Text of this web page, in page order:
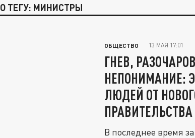
ТЕГУ: МИНИСТРЫ
ОБЩЕСТВО 13 МАЯ 17:01
ГНЕВ,
НЕПОНИМАНИЕ:
ЛЮДЕЙ ОТ
ПРАВИТЕЛЬСТВА
В последнее время